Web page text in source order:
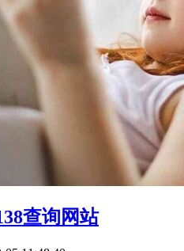
查询网站